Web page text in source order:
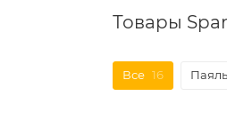
Товары
Все 16